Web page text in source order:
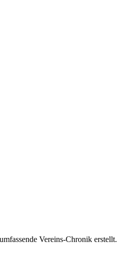
Vereins-Chronik erstellt.